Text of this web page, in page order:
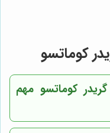
کوماتسو
کوماتسو مهم